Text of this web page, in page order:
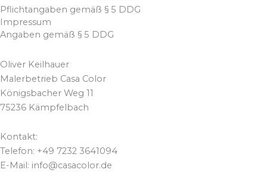
Pflichtangaben gemäß § 5 DDG
Impressum
Angaben gemäß § 5 DDG
Oliver Keilhauer
Malerbetrieb Casa Color
Königsbacher Weg 11
75236 Kämpfelbach
Kontakt:
Telefon: +49 7232 3641094
E-Mail: info@casacolor.de